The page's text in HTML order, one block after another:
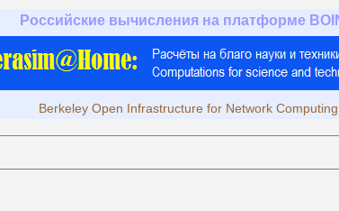
Российские вычисления на платформе
Berkeley Open Infrastructure for Network Computing